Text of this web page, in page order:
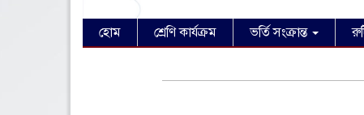
হোম শ্রেণি কার্যক্রম ভর্তি সংক্রান্ত